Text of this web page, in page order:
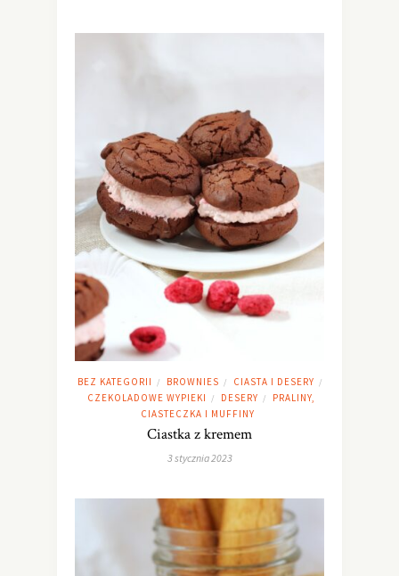
BEZ KATEGORII / BROWNIES / CIASTA I DESERY /
CZEKOLADOWE WYPIEKI / DESERY /
PRALINY,
CIASTECZKA I MUFFINY
Ciastka z kremem
3 stycznia 2023